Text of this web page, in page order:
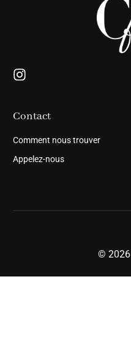
Contact
Comment nous trouver
Appelez-nous
© 2026